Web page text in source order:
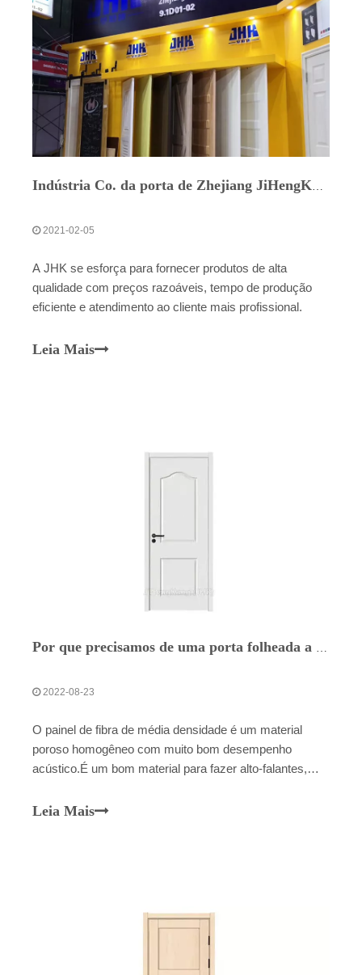
Indústria Co. da porta de Zhejiang JiHengKang, Ltd.
2021-02-05
A JHK se esforça para fornecer produtos de alta
qualidade com preços razoáveis, tempo de produção
eficiente e atendimento ao cliente mais profissional.
Leia Mais
Por que precisamos de uma porta folheada a MDF?
2022-08-23
O painel de fibra de média densidade é um material
poroso homogêneo com muito bom desempenho
acústico.É um bom material para fazer alto-falantes,
ser utilizado no lugar da madeira natural em navios,
MDF.Atualmente, tem sido amplamente utilizado em
móveis de alta qualidade, construção, decoração,
veículos, navios, eletrodomésticos e indústrias de
Leia Mais